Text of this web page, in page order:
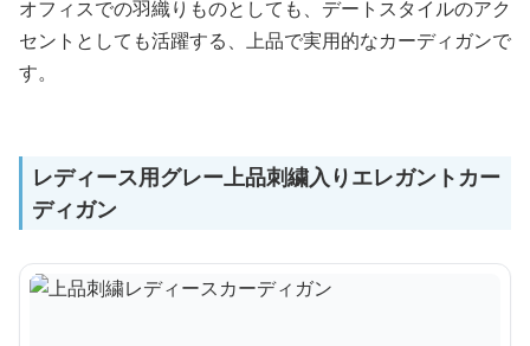
オフィスでの羽織りものとしても、デートスタイルのアク
セントとしても活躍する、上品で実用的なカーディガンで
す。
レディース用グレー上品刺繍入りエレガントカー
ディガン